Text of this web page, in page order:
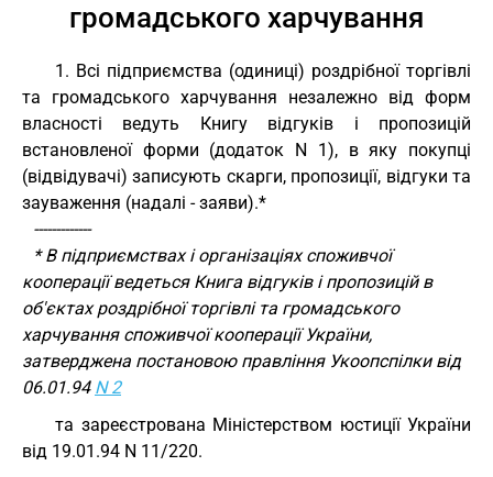
громадського харчування
1. Всі підприємства (одиниці) роздрібної торгівлі
та громадського харчування незалежно від форм
власності ведуть Книгу відгуків і пропозицій
встановленої форми (додаток N 1), в яку покупці
(відвідувачі) записують скарги, пропозиції, відгуки та
зауваження (надалі - заяви).*
-------------
* В підприємствах і організаціях споживчої
кооперації ведеться Книга відгуків і пропозицій в
об'єктах роздрібної торгівлі та громадського
харчування споживчої кооперації України,
затверджена постановою правління Укоопспілки від
06.01.94 N 2
та зареєстрована Міністерством юстиції України
від 19.01.94 N 11/220.